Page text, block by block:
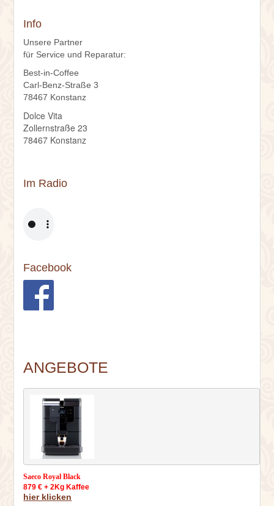
Info
Unsere Partner
für Service und Reparatur:
Best-in-Coffee
Carl-Benz-Straße 3
78467 Konstanz
Dolce Vita
Zollernstraße 23
78467 Konstanz
Im Radio
Facebook
ANGEBOTE
Saeco Royal Black
879 € + 2Kg Kaffee
hier klicken